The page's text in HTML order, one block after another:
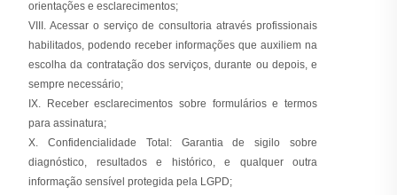
orientações e esclarecimentos;
VIII. Acessar o serviço de consultoria através profissionais
habilitados, podendo receber informações que auxiliem na
escolha da contratação dos serviços, durante ou depois, e
sempre necessário;
IX. Receber esclarecimentos sobre formulários e termos
para assinatura;
X. Confidencialidade Total: Garantia de sigilo sobre
diagnóstico, resultados e histórico, e qualquer outra
informação sensível protegida pela LGPD;